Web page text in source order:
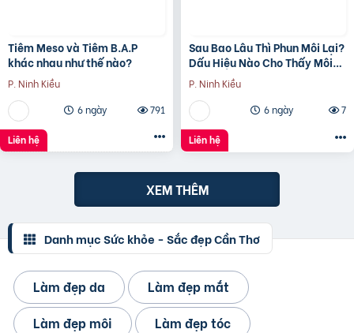
Tiêm Meso và Tiêm B.A.P
khác nhau như thế nào?
P. Ninh Kiều
6 ngày
791
Liên hệ
Sau Bao Lâu Thì Phun Môi Lại?
Dấu Hiệu Nào Cho Thấy Môi
Cần Được Làm Mới? Eva Spa
Cần Thơ
P. Ninh Kiều
6 ngày
7
Liên hệ
XEM THÊM
Danh mục Sức khỏe - Sắc đẹp Cần Thơ
Làm đẹp da
Làm đẹp mắt
Làm đẹp môi
Làm đẹp tóc